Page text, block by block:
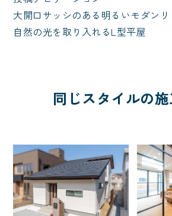
大開口サッシのある明るいモダン
自然の光を取り入れるL型平屋
同じスタイルの